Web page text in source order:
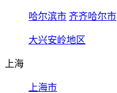
哈尔滨市 齐齐哈尔市
大兴安岭地区
上海
上海市